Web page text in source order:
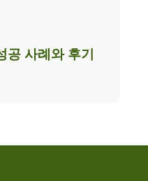
공 사례와 후기